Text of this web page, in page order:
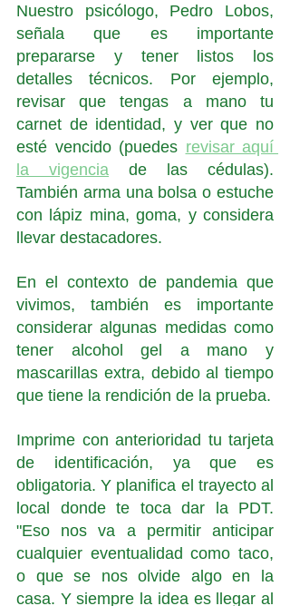
Nuestro psicólogo, Pedro Lobos,
señala que es importante
prepararse y tener listos los
detalles técnicos. Por ejemplo,
revisar que tengas a mano tu
carnet de identidad, y ver que no
esté vencido (puedes revisar aquí
la vigencia de las cédulas).
También arma una bolsa o estuche
con lápiz mina, goma, y considera
llevar destacadores.
En el contexto de pandemia que
vivimos, también es importante
considerar algunas medidas como
tener alcohol gel a mano y
mascarillas extra, debido al tiempo
Imprime con anterioridad tu tarjeta
de identificación, ya que es
obligatoria. Y planifica el trayecto al
local donde te toca dar la PDT.
"Eso nos va a permitir anticipar
cualquier eventualidad como taco,
o que se nos olvide algo en la
casa. Y siempre la idea es llegar al